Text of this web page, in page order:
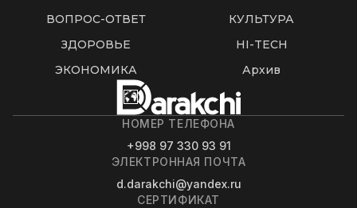
ВОПРОС-ОТВЕТ
КУЛЬТУРА
ЗДОРОВЬЕ
HI-TECH
ЭКОНОМИКА
Архив
НОМЕР ТЕЛЕФОНА
+998 97 330 93 91
ЭЛЕКТРОННАЯ ПОЧТА
d.darakchi@yandex.ru
СЕРТИФИКАТ